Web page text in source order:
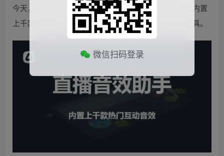
今天，我为大家推荐一款功能强大的直播音效助手，它内置
上千款常用直播音效，完全免费，是每位主播的必备工具。
微信扫码登录